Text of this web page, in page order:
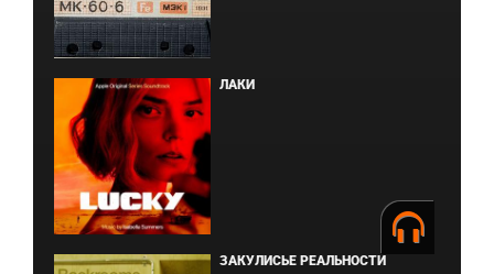
ЛАКИ
ЗАКУЛИСЬЕ РЕАЛЬНОСТИ